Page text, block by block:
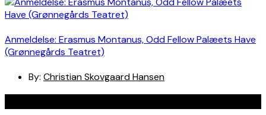
Anmeldelse: Erasmus Montanus, Odd Fellow Palæets Have
(Grønnegårds Teatret)
By: Christian Skovgaard Hansen